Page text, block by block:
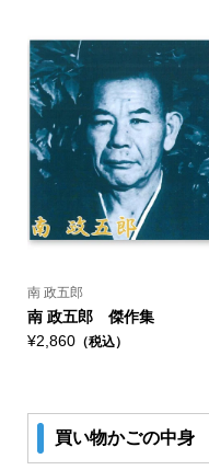
南 政五郎
南 政五郎 傑作集
¥2,860（税込）
買い物かごの中身